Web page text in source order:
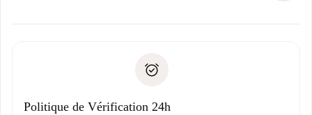
Justificatif de solvabilité
uniquement si aucun problème n'est signalé.
Politique de Vérification 24h